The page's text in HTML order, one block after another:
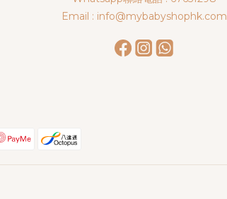
Email : info@mybabyshophk.com